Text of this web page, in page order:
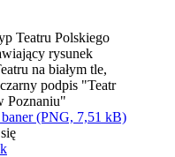
(PNG, 7,51 kB)